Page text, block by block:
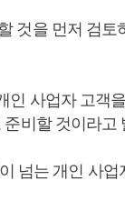
것을 먼저 검토
인 사업자 고객
비할 것이라고
넘는 개인 사업